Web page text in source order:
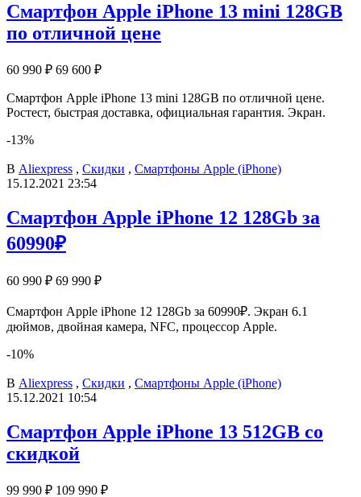
Смартфон Apple iPhone 13 mini 128GB
по отличной цене
60 990 ₽ 69 600 ₽
Смартфон Apple iPhone 13 mini 128GB по отличной цене.
Ростест, быстрая доставка, официальная гарантия. Экран.
-13%
В Aliexpress , Скидки , Смартфоны Apple (iPhone)
15.12.2021 23:54
Смартфон Apple iPhone 12 128Gb за
60990₽
60 990 ₽ 69 990 ₽
Смартфон Apple iPhone 12 128Gb за 60990₽. Экран 6.1
дюймов, двойная камера, NFC, процессор Apple.
-10%
В Aliexpress , Скидки , Смартфоны Apple (iPhone)
15.12.2021 10:54
Смартфон Apple iPhone 13 512GB со
скидкой
99 990 ₽ 109 990 ₽